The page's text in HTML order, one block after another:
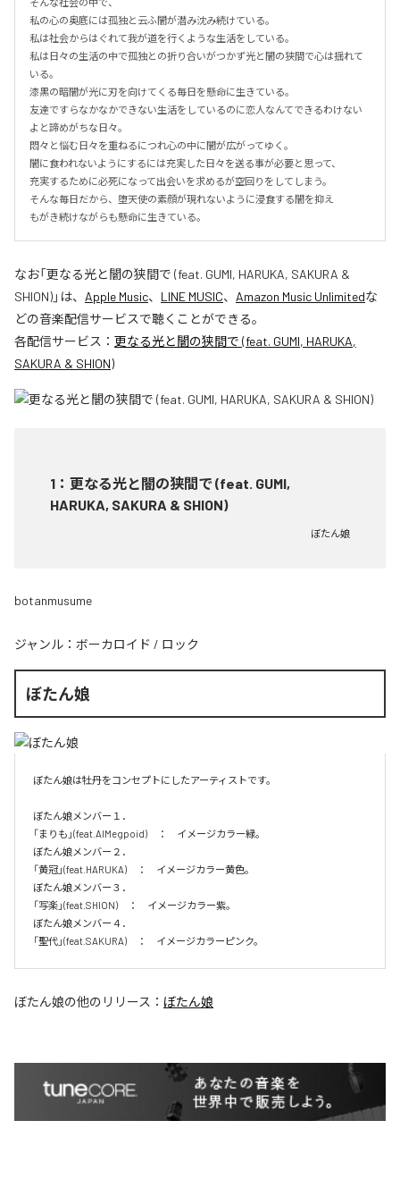
私の心の奥底には孤独と云ふ闇が潜み沈み続けている。
私は社会からはぐれて我が道を行くような生活をしている。
私は日々の生活の中で孤独との折り合いがつかず光と闇の狭間で心は揺れて
いる。
漆黒の暗闇が光に刃を向けてくる毎日を懸命に生きている。
友達ですらなかなかできない生活をしているのに恋人なんてできるわけない
よと諦めがちな日々。
悶々と悩む日々を重ねるにつれ心の中に闇が広がってゆく。
闇に食われないようにするには充実した日々を送る事が必要と思って、
充実するために必死になって出会いを求めるが空回りをしてしまう。
そんな毎日だから、堕天使の素顔が現れないように浸食する闇を抑え
もがき続けながらも懸命に生きている。
なお「更なる光と闇の狭間で (feat. GUMI, HARUKA, SAKURA &
SHION)」は、 Apple Music、 LINE MUSIC、 Amazon Music Unlimitedな
どの音楽配信サービスで聴くことができる。
各配信サービス： 更なる光と闇の狭間で (feat. GUMI, HARUKA,
SAKURA & SHION)
1 ： 更なる光と闇の狭間で (feat. GUMI,
HARUKA, SAKURA & SHION)
ぼたん娘
botanmusume
ジャンル： ボーカロイド / ロック
ぼたん娘
ぼたん娘は牡丹をコンセプトにしたアーティストです。
ぼたん娘メンバー１．
「まりも」(feat.AIMegpoid)　：　イメージカラー緑。
ぼたん娘メンバー２．
「黄冠」(feat.HARUKA)　：　イメージカラー黄色。
ぼたん娘メンバー３．
「写楽」(feat.SHION)　：　イメージカラー紫。
ぼたん娘メンバー４．
「聖代」(feat.SAKURA)　：　イメージカラーピンク。
ぼたん娘の他のリリース： ぼたん娘